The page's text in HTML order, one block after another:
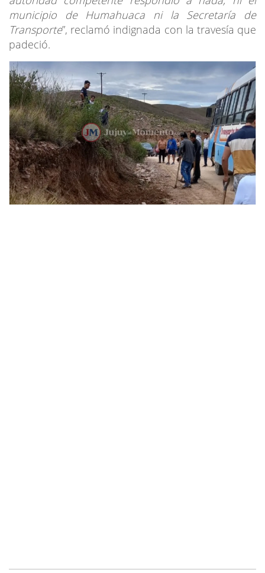
municipio de Humahuaca ni la Secretaría de
Transporte”, reclamó indignada con la travesía que
padeció.